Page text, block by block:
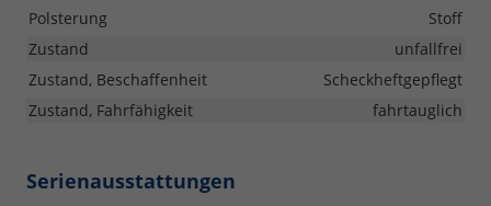
Polsterung
Stoff
Zustand
unfallfrei
Zustand, Beschaffenheit
Scheckheftgepflegt
Zustand, Fahrfähigkeit
fahrtauglich
Serienausstattungen